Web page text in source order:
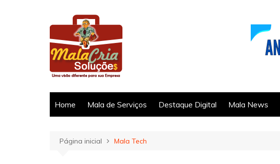
Home Mala de Serviços Destaque Digital Mala News
Página inicial Mala Tech